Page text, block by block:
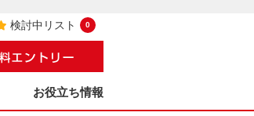
検討中リスト 0
お役立ち情報